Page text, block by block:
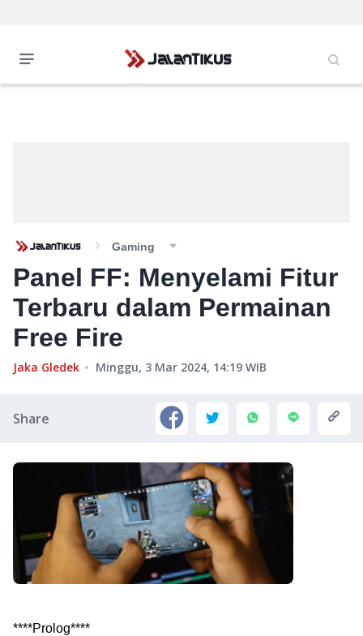
Gaming
Panel FF: Menyelami Fitur
Terbaru dalam Permainan
Free Fire
Jaka Gledek Minggu, 3 Mar 2024, 14:19 WIB
Share
****Prolog****